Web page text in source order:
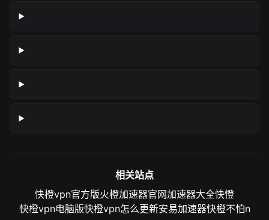
相关站点
快橙vpn官方版火橙加速器官网加速器大全快憕
快橙vpn电脑版快橙vpn怎么更新安易加速器快橙不怕n